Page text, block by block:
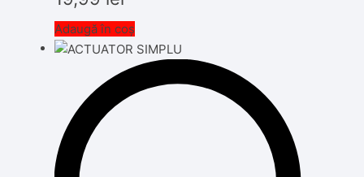
Adaugă în coș